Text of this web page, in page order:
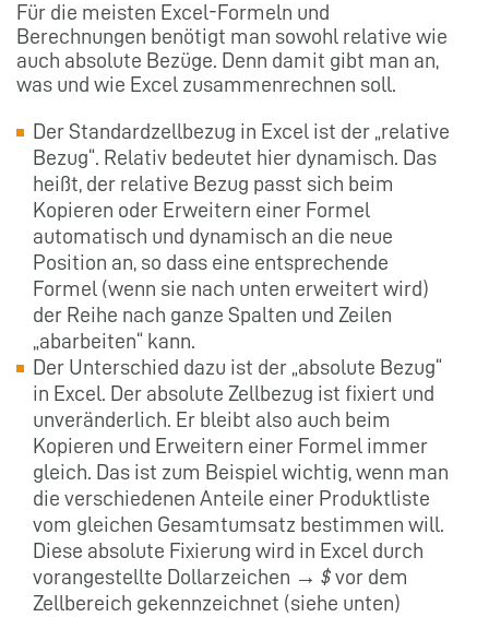
Für die meisten Excel-Formeln und
Berechnungen benötigt man sowohl relative wie
auch absolute Bezüge. Denn damit gibt man an,
was und wie Excel zusammenrechnen soll.
Der Standardzellbezug in Excel ist der „relative
Bezug“. Relativ bedeutet hier dynamisch. Das
heißt, der relative Bezug passt sich beim
Kopieren oder Erweitern einer Formel
automatisch und dynamisch an die neue
Position an, so dass eine entsprechende
Formel (wenn sie nach unten erweitert wird)
der Reihe nach ganze Spalten und Zeilen
„abarbeiten“ kann.
Der Unterschied dazu ist der „absolute Bezug“
in Excel. Der absolute Zellbezug ist fixiert und
unveränderlich. Er bleibt also auch beim
Kopieren und Erweitern einer Formel immer
gleich. Das ist zum Beispiel wichtig, wenn man
die verschiedenen Anteile einer Produktliste
vom gleichen Gesamtumsatz bestimmen will.
Diese absolute Fixierung wird in Excel durch
vorangestellte Dollarzeichen → $ vor dem
Zellbereich gekennzeichnet (siehe unten)